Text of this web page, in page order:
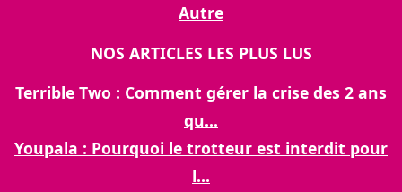
Autre
NOS ARTICLES LES PLUS LUS
Terrible Two : Comment gérer la crise des 2 ans
qu...
Youpala : Pourquoi le trotteur est interdit pour
l...